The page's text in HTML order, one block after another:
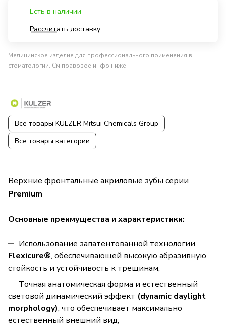
Есть в наличии
Рассчитать доставку
Медицинское изделие для профессионального применения в
стоматологии. См правовое инфо ниже.
Все товары KULZER Mitsui Chemicals Group
Все товары категории
Верхние фронтальные акриловые зубы серии
Premium
Основные преимущества и характеристики:
Использование запатентованной технологии
Flexicure®, обеспечивающей высокую абразивную
стойкость и устойчивость к трещинам;
Точная анатомическая форма и естественный
световой динамический эффект (dynamic daylight
morphology), что обеспечивает максимально
естественный внешний вид;